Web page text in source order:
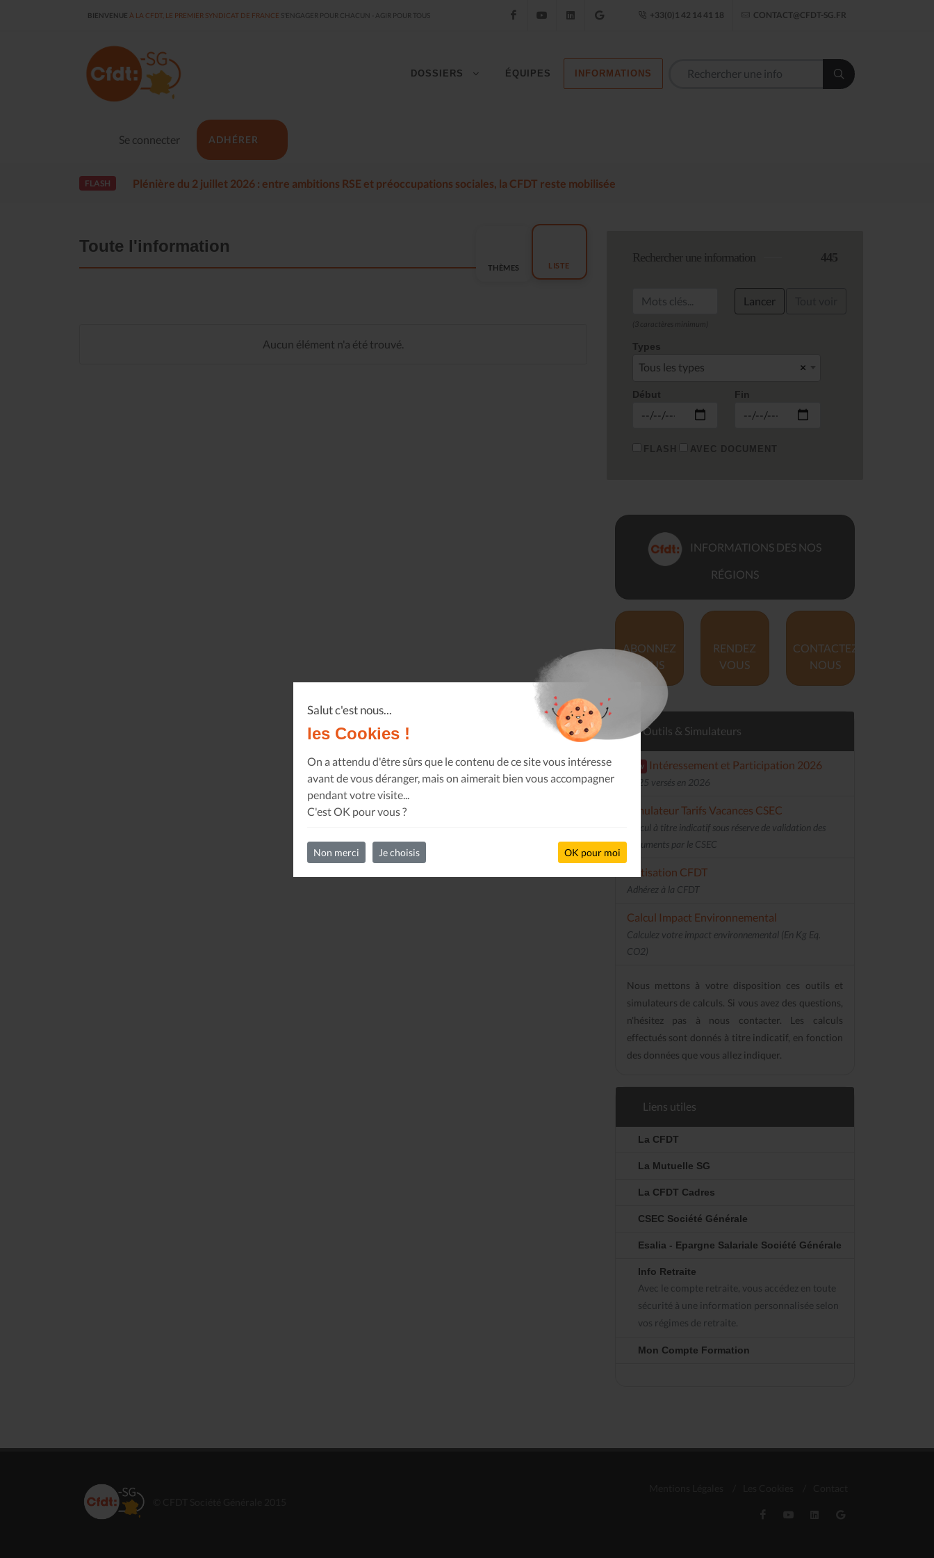
Salut c'est nous...
les Cookies !
On a attendu d'être sûrs que le contenu de ce site vous intéresse
avant de vous déranger, mais on aimerait bien vous accompagner
pendant votre visite...
C'est OK pour vous ?
Non merci Je choisis OK pour moi
BIENVENUE À LA CFDT, LE PREMIER SYNDICAT DE FRANCE S'ENGAGER POUR CHACUN - AGIR POUR TOUS FacebookYouTube LinkedIn Google Établissement
+33(0)1 42 14 41 18 CONTACT@CFDT-SG.FR
Se connecter ADHÉRER
DOSSIERS ÉQUIPES INFORMATIONS
FLASH Plénière du 2 juillet 2026 : entre ambitions RSE et préoccupations sociales, la CFDT reste mobilisée
Toute l'information
THÈMES LISTE
Aucun élément n'a été trouvé.
Rechercher une information 445
Lancer
Types
×
Tous les types
Début Fin
FLASH AVEC DOCUMENT
INFORMATIONS DES NOS
RÉGIONS
ABONNEZ
VOUS
RENDEZ
VOUS
CONTACTEZ
NOUS
Outils & Simulateurs
new Intéressement et Participation 2026
2025 versés en 2026
Simulateur Tarifs Vacances CSEC
Calcul à titre indicatif sous réserve de validation des
documents par le CSEC
Cotisation CFDT
Adhérez à la CFDT
Calcul Impact Environnemental
Calculez votre impact environnemental (En Kg Eq.
CO2)
Nous mettons à votre disposition ces outils et
simulateurs de calculs. Si vous avez des questions,
n'hésitez pas à nous contacter. Les calculs
effectués sont donnés à titre indicatif, en fonction
des données que vous allez indiquer.
Liens utiles
La CFDT
La Mutuelle SG
La CFDT Cadres
CSEC Société Générale
Esalia - Epargne Salariale Société Générale
Info Retraite
Avec le compte retraite, vous accédez en toute
sécurité à une information personnalisée selon
vos régimes de retraite.
Mon Compte Formation